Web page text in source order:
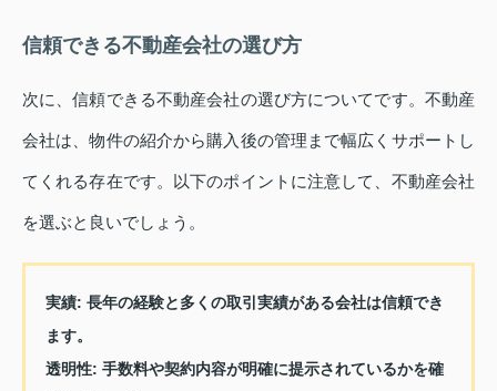
信頼できる不動産会社の選び方
次に、信頼できる不動産会社の選び方についてです。不動産
会社は、物件の紹介から購入後の管理まで幅広くサポートし
てくれる存在です。以下のポイントに注意して、不動産会社
を選ぶと良いでしょう。
実績: 長年の経験と多くの取引実績がある会社は信頼でき
ます。
透明性: 手数料や契約内容が明確に提示されているかを確